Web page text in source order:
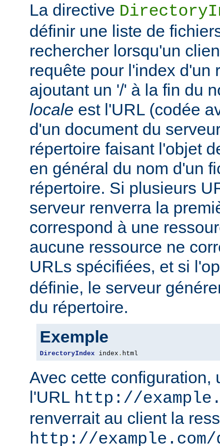
La directive
définir une liste de
rechercher lorsqu'un
requête pour l'index d'un
ajoutant un '/' à la fin du
locale est l'URL (codée
d'un document du
répertoire faisant l'objet
en général du nom d'un
répertoire. Si plusieurs
serveur renverra la
correspond à une
aucune ressource ne
URLs spécifiées, et si
définie, le serveur
du répertoire.
Exemple
DirectoryIndex index . html
Avec cette configuration,
l'URL http://
renverrait au client la
http://